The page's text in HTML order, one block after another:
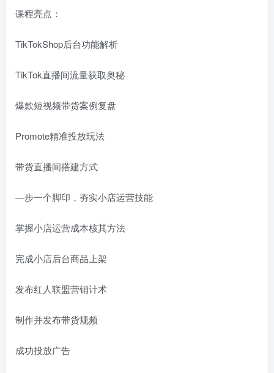
课程亮点：
TikTokShop后台功能解析
TikTok直播间流量获取奥秘
爆款短视频带货案例复盘
Promote精准投放玩法
带货直播间搭建方式
—步一个脚印，夯实小店运营技能
掌握小店运营成本核其方法
完成小店后台商品上架
发布红人联盟营销计术
制作并发布带货规频
成功投放广告